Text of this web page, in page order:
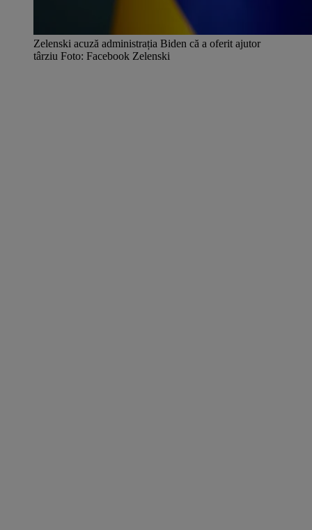
Zelenski acuză administrația Biden că a oferit ajutor
târziu Foto: Facebook Zelenski